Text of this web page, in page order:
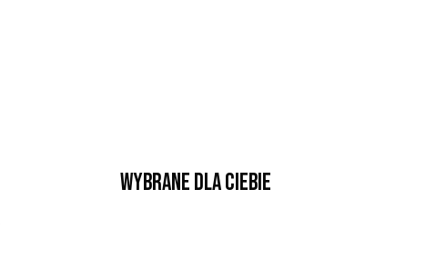
Wybrane dla Ciebie